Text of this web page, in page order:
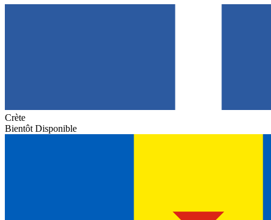
Crète
Bientôt Disponible